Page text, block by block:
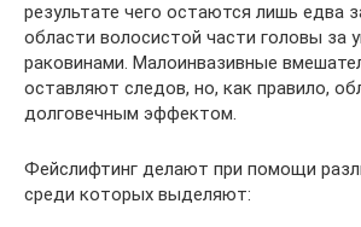
результате чего остаются лишь едва
области волосистой части головы за
раковинами. Малоинвазивные
оставляют следов, но, как правило,
долговечным эффектом.
Фейслифтинг делают при помощи
среди которых выделяют: